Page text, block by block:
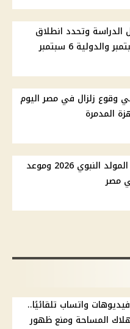
الدراسة وتحدد انطلاق
وقوع زلزال في مصر اليوم
المدمرة
موقف ترحيل إجازة المولد النبوي 2026 وموعد
مصر
واتساب تلقائيًا..
المساحة ومنع ظهور